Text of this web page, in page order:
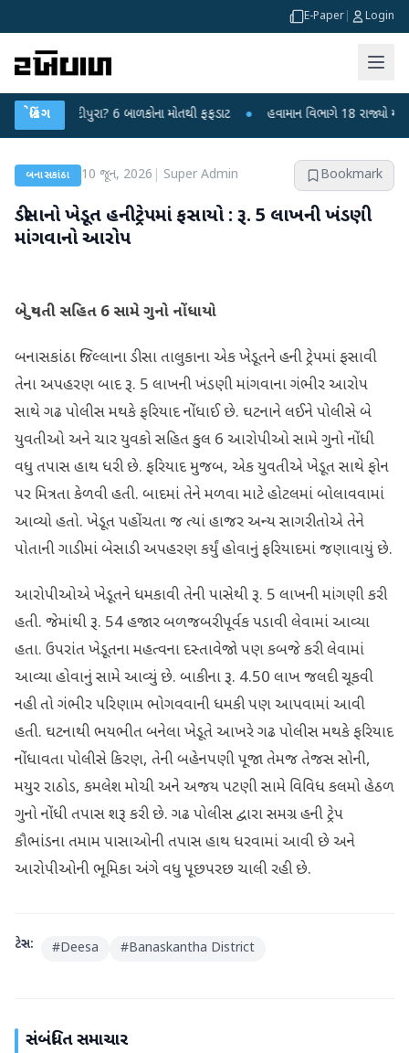
E-Paper Login
બ્રેકિંગ
કે ચાંદીપુરા? 6 બાળકોના મોતથી ફફડાટ ● હવામાન વિભાગે 18 રાજ્યો માટે ભારે
બનાસકાંઠા 10 જૂન, 2026 Super Admin Bookmark
ડીસાનો ખેડૂત હનીટ્રેપમાં ફસાયો : રૂ. 5 લાખની ખંડણી
માંગવાનો આરોપ
બે યુવતી સહિત 6 સામે ગુનો નોંધાયો
બનાસકાંઠા જિલ્લાના ડીસા તાલુકાના એક ખેડૂતને હની ટ્રેપમાં ફસાવી
તેના અપહરણ બાદ રૂ. 5 લાખની ખંડણી માંગવાના ગંભીર આરોપ
સાથે ગઢ પોલીસ મથકે ફરિયાદ નોંધાઈ છે. ઘટનાને લઈને પોલીસે બે
યુવતીઓ અને ચાર યુવકો સહિત કુલ 6 આરોપીઓ સામે ગુનો નોંધી
વધુ તપાસ હાથ ધરી છે. ફરિયાદ મુજબ, એક યુવતીએ ખેડૂત સાથે ફોન
પર મિત્રતા કેળવી હતી. બાદમાં તેને મળવા માટે હોટલમાં બોલાવવામાં
આવ્યો હતો. ખેડૂત પહોંચતા જ ત્યાં હાજર અન્ય સાગરીતોએ તેને
પોતાની ગાડીમાં બેસાડી અપહરણ કર્યું હોવાનું ફરિયાદમાં જણાવાયું છે.
આરોપીઓએ ખેડૂતને ધમકાવી તેની પાસેથી રૂ. 5 લાખની માંગણી કરી
હતી. જેમાંથી રૂ. 54 હજાર બળજબરીપૂર્વક પડાવી લેવામાં આવ્યા
હતા. ઉપરાંત ખેડૂતના મહત્વના દસ્તાવેજો પણ કબજે કરી લેવામાં
આવ્યા હોવાનું સામે આવ્યું છે. બાકીના રૂ. 4.50 લાખ જલદી ચૂકવી
નહી તો ગંભીર પરિણામ ભોગવવાની ધમકી પણ આપવામાં આવી
હતી. ઘટનાથી ભયભીત બનેલા ખેડૂતે આખરે ગઢ પોલીસ મથકે ફરિયાદ
નોંધાવતા પોલીસે કિરણ, તેની બહેનપણી પૂજા તેમજ તેજસ સોની,
મયુર રાઠોડ, કમલેશ મોચી અને અજય પટણી સામે વિવિધ કલમો હેઠળ
ગુનો નોંધી તપાસ શરૂ કરી છે. ગઢ પોલીસ દ્વારા સમગ્ર હની ટ્રેપ
કૌભાંડના તમામ પાસાઓની તપાસ હાથ ધરવામાં આવી છે અને
આરોપીઓની ભૂમિકા અંગે વધુ પૂછપરછ ચાલી રહી છે.
ટેગ્સ: #Deesa #Banaskantha District
સંબંધિત સમાચાર